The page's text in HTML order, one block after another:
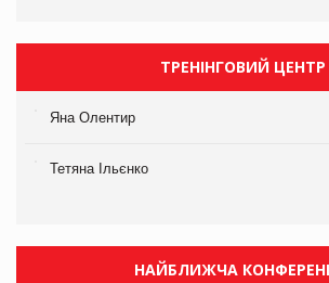
ТРЕНІНГОВИЙ ЦЕНТР
Яна Олентир
Тетяна Ільєнко
НАЙБЛИЖЧА